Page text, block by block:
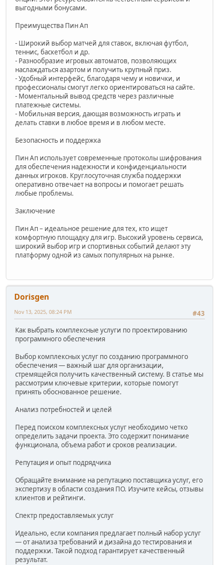
выгодными бонусами.
Преимущества Пин Ап
- Широкий выбор матчей для ставок, включая футбол,
теннис, баскетбол и др.
- Разнообразие игровых автоматов, позволяющих
наслаждаться азартом и получить крупный приз.
- Удобный интерфейс, благодаря чему и новички, и
профессионалы смогут легко ориентироваться на сайте.
- Моментальный вывод средств через различные
платежные системы.
- Мобильная версия, дающая возможность играть и
делать ставки в любое время и в любом месте.
Безопасность и поддержка
Пин Ап использует современные протоколы шифрования
для обеспечения надежности и конфиденциальности
данных игроков. Круглосуточная служба поддержки
оперативно отвечает на вопросы и помогает решать
любые проблемы.
Заключение
Пин Ап – идеальное решение для тех, кто ищет
комфортную площадку для игр. Высокий уровень сервиса,
широкий выбор игр и спортивных событий делают эту
платформу одной из самых популярных на рынке.
Dorisgen
#43
Nov 13, 2025, 08:24 PM
Как выбрать комплексные услуги по проектированию
программного обеспечения
Выбор комплексных услуг по созданию программного
обеспечения — важный шаг для организации,
стремящейся получить качественный систему. В статье мы
рассмотрим ключевые критерии, которые помогут
принять обоснованное решение.
Анализ потребностей и целей
Перед поиском комплексных услуг необходимо четко
определить задачи проекта. Это содержит понимание
функционала, объема работ и сроков реализации.
Репутация и опыт подрядчика
Обращайте внимание на репутацию поставщика услуг, его
экспертизу в области создания ПО. Изучите кейсы, отзывы
клиентов и рейтинги.
Спектр предоставляемых услуг
Идеально, если компания предлагает полный набор услуг
— от анализа требований и дизайна до тестирования и
поддержки. Такой подход гарантирует качественный
результат.